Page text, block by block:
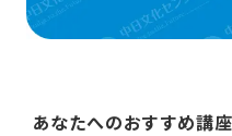
あなたへのおすすめ講座